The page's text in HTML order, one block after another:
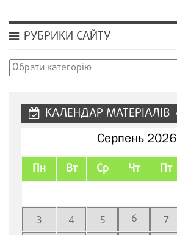
РУБРИКИ САЙТУ
Рубрики
КАЛЕНДАР МАТЕРІАЛІВ
Серпень 2026
Пн Вт Ср Чт Пт
3
4 5 6 7